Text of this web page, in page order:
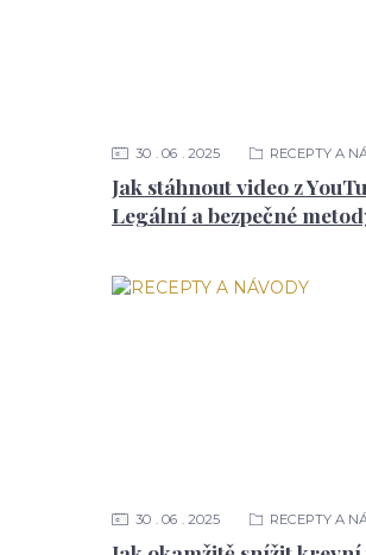
Jak stáhnout video z
Legální a bezpečné
30 06 2025 RECEPTY A
30 06 2025 RECEPTY A